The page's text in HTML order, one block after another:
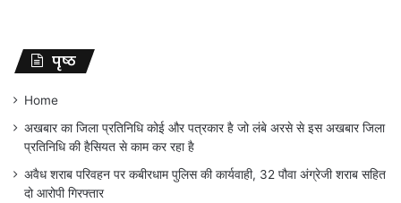
पृष्ठ
Home
अखबार का जिला प्रतिनिधि कोई और पत्रकार है जो लंबे अरसे से इस अखबार जिला
प्रतिनिधि की हैसियत से काम कर रहा है
अवैध शराब परिवहन पर कबीरधाम पुलिस की कार्यवाही, 32 पौवा अंग्रेजी शराब सहित
दो आरोपी गिरफ्तार